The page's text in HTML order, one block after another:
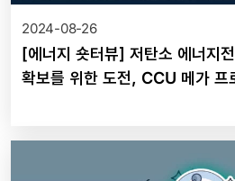
2024-08-26
[에너지 숏터뷰] 저탄소 에너지
확보를 위한 도전, CCU 메가 프